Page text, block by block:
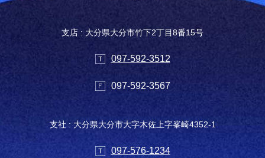
支店 : 大分県大分市竹下2丁目8番15号
097-592-3512
097-592-3567
支社 : 大分県大分市大字木佐上字峯崎4352-1
097-576-1234